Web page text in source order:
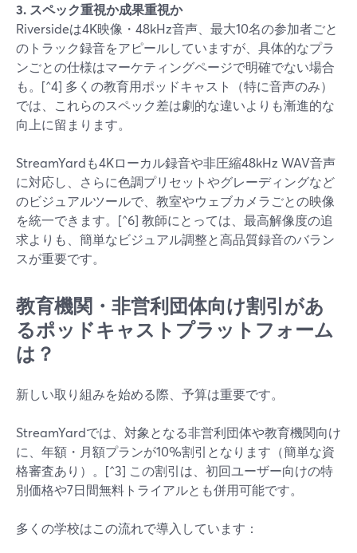
3. スペック重視か成果重視か
Riversideは4K映像・48kHz音声、最大10名の参加者ごと
のトラック録音をアピールしていますが、具体的なプラ
ンごとの仕様はマーケティングページで明確でない場合
も。[^4] 多くの教育用ポッドキャスト（特に音声のみ）
では、これらのスペック差は劇的な違いよりも漸進的な
向上に留まります。
StreamYardも4Kローカル録音や非圧縮48kHz WAV音声
に対応し、さらに色調プリセットやグレーディングなど
のビジュアルツールで、教室やウェブカメラごとの映像
を統一できます。[^6] 教師にとっては、最高解像度の追
求よりも、簡単なビジュアル調整と高品質録音のバラン
スが重要です。
教育機関・非営利団体向け割引があ
るポッドキャストプラットフォーム
は？
新しい取り組みを始める際、予算は重要です。
StreamYardでは、対象となる非営利団体や教育機関向け
に、年額・月額プランが10%割引となります（簡単な資
格審査あり）。[^3] この割引は、初回ユーザー向けの特
別価格や7日間無料トライアルとも併用可能です。
多くの学校はこの流れで導入しています：